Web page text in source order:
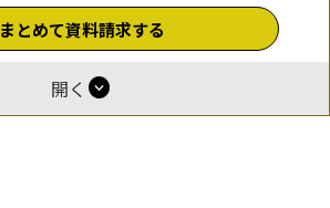
まとめて資料請求する
開く expand_circle_down
報酬付与について